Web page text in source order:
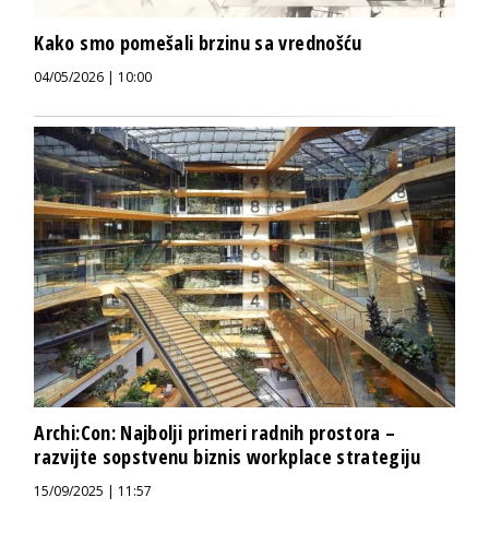
Kako smo pomešali brzinu sa vrednošću
04/05/2026 | 10:00
Archi:Con: Najbolji primeri radnih prostora –
razvijte sopstvenu biznis workplace strategiju
15/09/2025 | 11:57